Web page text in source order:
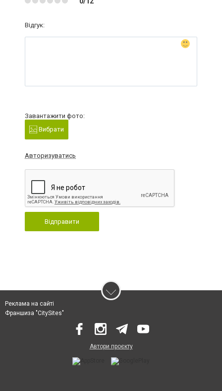
Відгук:
Завантажити фото:
Вибрати
Авторизуватись
Відправити
Реклама на сайті
Франшиза "CitySites"
Автори проєкту